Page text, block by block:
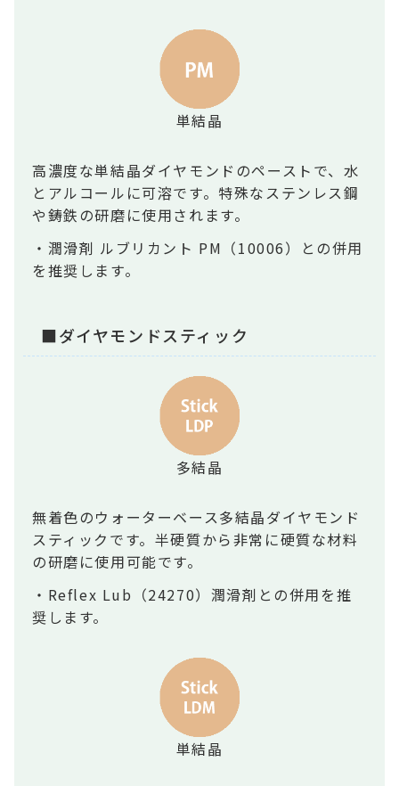
単結晶
高濃度な単結晶ダイヤモンドのペーストで、水
とアルコールに可溶です。特殊なステンレス鋼
や鋳鉄の研磨に使用されます。
・潤滑剤 ルブリカント PM（10006）との併用
を推奨します。
■ダイヤモンドスティック
多結晶
無着色のウォーターベース多結晶ダイヤモンド
スティックです。半硬質から非常に硬質な材料
の研磨に使用可能です。
・Reflex Lub（24270）潤滑剤との併用を推
奨します。
単結晶